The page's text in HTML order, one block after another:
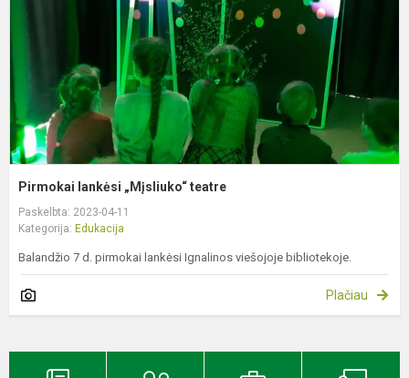
Pirmokai lankėsi „Mįsliuko“ teatre
Paskelbta: 2023-04-11
Kategorija: Edukacija
Balandžio 7 d. pirmokai lankėsi Ignalinos viešojoje bibliotekoje.
Plačiau